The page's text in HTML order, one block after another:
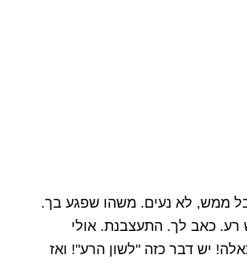
ממש, לא נעים. משהו שפגע בך.
כאב לך. התעצבנת. אולי
יש דבר כזה "לשון הרע"! ואז